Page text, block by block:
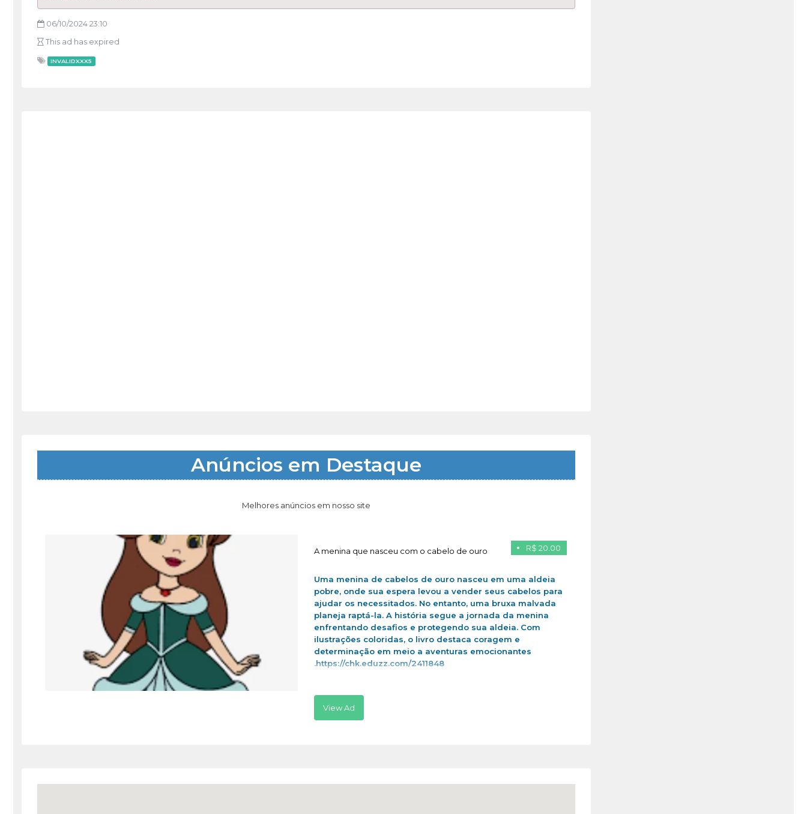
06/10/2024 23:10
This ad has expired
INVALIDXXX5
Anúncios em Destaque
Melhores anúncios em nosso site
R$ 20.00
A menina que nasceu com o cabelo de ouro
Uma menina de cabelos de ouro nasceu em uma aldeia
pobre, onde sua espera levou a vender seus cabelos para
ajudar os necessitados. No entanto, uma bruxa malvada
planeja raptá-la. A história segue a jornada da menina
enfrentando desafios e protegendo sua aldeia. Com
ilustrações coloridas, o livro destaca coragem e
determinação em meio a aventuras emocionantes
.https://chk.eduzz.com/2411848
View Ad